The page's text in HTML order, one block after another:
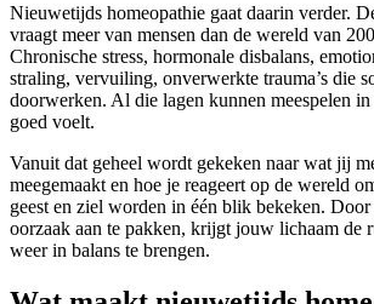
Nieuwetijds homeopathie gaat daarin verder.
vraagt meer van mensen dan de wereld van
Chronische stress, hormonale disbalans,
straling, vervuiling, onverwerkte trauma’s die
doorwerken. Al die lagen kunnen meespelen
goed voelt.
Vanuit dat geheel wordt gekeken naar wat jij
meegemaakt en hoe je reageert op de wereld
geest en ziel worden in één blik bekeken.
oorzaak aan te pakken, krijgt jouw lichaam de
weer in balans te brengen.